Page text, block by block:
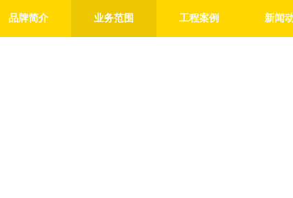
品牌简介 业务范围 工程案例 新闻